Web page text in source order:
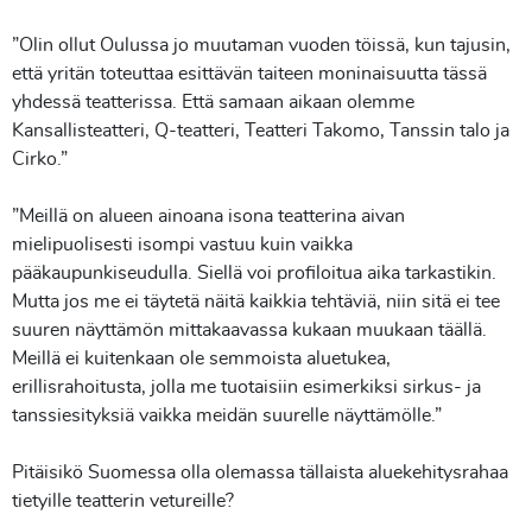
”Olin ollut Oulussa jo muutaman vuoden töissä, kun tajusin,
että yritän toteuttaa esittävän taiteen moninaisuutta tässä
yhdessä teatterissa. Että samaan aikaan olemme
Kansallisteatteri, Q-teatteri, Teatteri Takomo, Tanssin talo ja
Cirko.”
”Meillä on alueen ainoana isona teatterina aivan
mielipuolisesti isompi vastuu kuin vaikka
pääkaupunkiseudulla. Siellä voi profiloitua aika tarkastikin.
Mutta jos me ei täytetä näitä kaikkia tehtäviä, niin sitä ei tee
suuren näyttämön mittakaavassa kukaan muukaan täällä.
Meillä ei kuitenkaan ole semmoista aluetukea,
erillisrahoitusta, jolla me tuotaisiin esimerkiksi sirkus- ja
tanssiesityksiä vaikka meidän suurelle näyttämölle.”
Pitäisikö Suomessa olla olemassa tällaista aluekehitysrahaa
tietyille teatterin vetureille?